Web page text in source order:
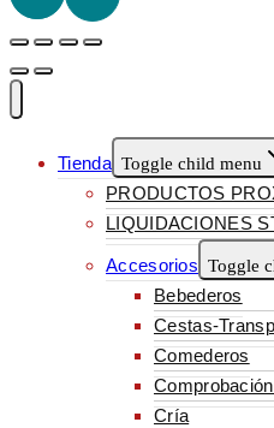
Tienda Toggle child menu
PRODUCTOS
LIQUIDACIONES
Accesorios Toggle
Bebederos
Cestas-
Comederos
Cría